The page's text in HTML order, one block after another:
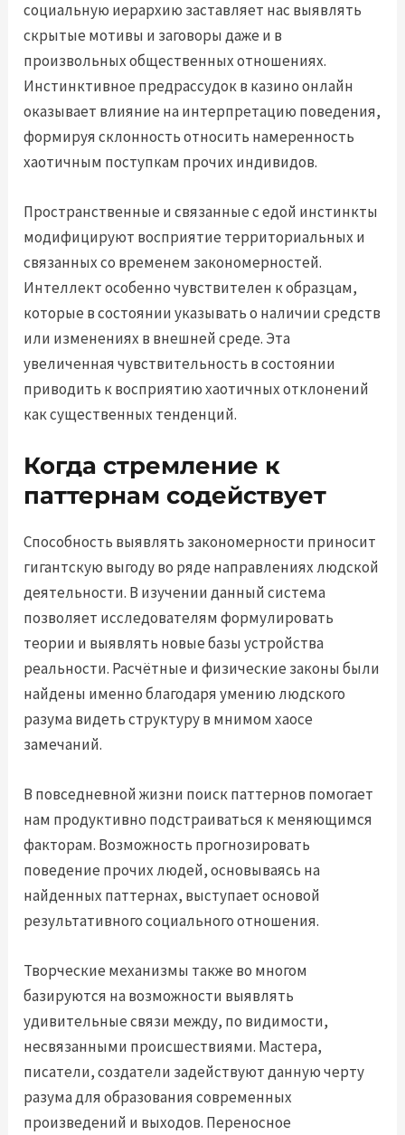
социальную иерархию заставляет нас выявлять
скрытые мотивы и заговоры даже и в
произвольных общественных отношениях.
Инстинктивное предрассудок в казино онлайн
оказывает влияние на интерпретацию поведения,
формируя склонность относить намеренность
хаотичным поступкам прочих индивидов.
Пространственные и связанные с едой инстинкты
модифицируют восприятие территориальных и
связанных со временем закономерностей.
Интеллект особенно чувствителен к образцам,
которые в состоянии указывать о наличии средств
или изменениях в внешней среде. Эта
увеличенная чувствительность в состоянии
приводить к восприятию хаотичных отклонений
как существенных тенденций.
Когда стремление к
паттернам содействует
Способность выявлять закономерности приносит
гигантскую выгоду во ряде направлениях людской
деятельности. В изучении данный система
позволяет исследователям формулировать
теории и выявлять новые базы устройства
реальности. Расчётные и физические законы были
найдены именно благодаря умению людского
разума видеть структуру в мнимом хаосе
замечаний.
В повседневной жизни поиск паттернов помогает
нам продуктивно подстраиваться к меняющимся
факторам. Возможность прогнозировать
поведение прочих людей, основываясь на
найденных паттернах, выступает основой
результативного социального отношения.
Творческие механизмы также во многом
базируются на возможности выявлять
удивительные связи между, по видимости,
несвязанными происшествиями. Мастера,
писатели, создатели задействуют данную черту
разума для образования современных
произведений и выходов. Переносное